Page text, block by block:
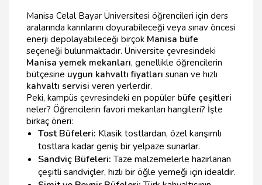
Manisa Celal Bayar Üniversitesi öğrencileri için ders
aralarında karınlarını doyurabileceği veya sınav öncesi
enerji depolayabileceği birçok Manisa büfe
seçeneği bulunmaktadır. Üniversite çevresindeki
Manisa yemek mekanları, genellikle öğrencilerin
bütçesine uygun kahvaltı fiyatları sunan ve hızlı
kahvaltı servisi veren yerlerdir.
Peki, kampüs çevresindeki en popüler büfe çeşitleri
neler? Öğrencilerin favori mekanları hangileri? İşte
birkaç öneri:
Tost Büfeleri: Klasik tostlardan, özel karışımlı
tostlara kadar geniş bir yelpaze sunarlar.
Sandviç Büfeleri:Taze malzemelerle hazırlanan
çeşitli sandviçler, hızlı bir öğle yemeği için idealdir.